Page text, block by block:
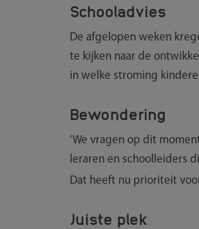
Schooladvies
De afgelopen weken
te kijken naar de
in welke stroming
Bewondering
‘We vragen op dit
leraren en schoolleiders
Dat heeft nu prioriteit
Juiste plek